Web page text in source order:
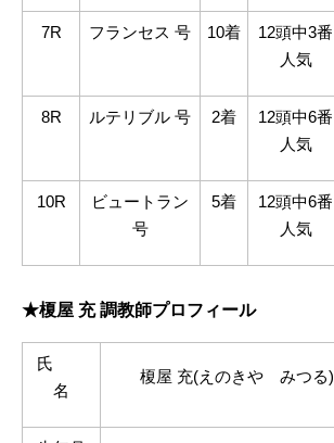
7R フランセス 号 10着 12頭中3番
人気
8R ルテリブル 号 2着 12頭中6番
人気
10R
ビュートラン
号
5着 12頭中6番
人気
★榎屋 充 調教師プロフィール
氏
名
榎屋 充(えのきや みつる)